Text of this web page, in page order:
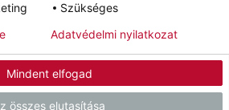
Adatvédelem Hírlevél
- STIEBEL ELTRON KFT.
Szükséges
Mindent elfogad
összes elutasítása
Adatvédelmi nyilatkozat